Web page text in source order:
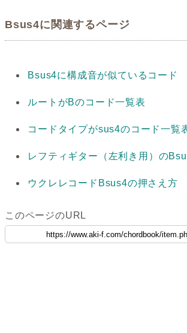
Bsus4に関連するページ
Bsus4に構成音が似ているコード
ルートがBのコード一覧表
コードタイプがsus4のコード一覧
レフティギター（左利き用）の
ウクレレコードBsus4の押さえ方
このページのURL